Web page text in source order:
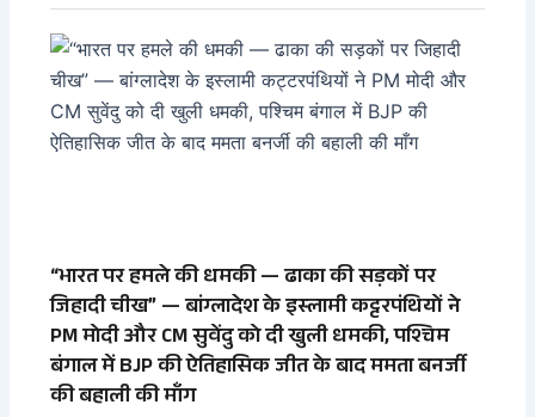
“भारत पर हमले की धमकी — ढाका की सड़कों पर
जिहादी चीख” — बांग्लादेश के इस्लामी कट्टरपंथियों ने
PM मोदी और CM सुवेंदु को दी खुली धमकी, पश्चिम
बंगाल में BJP की ऐतिहासिक जीत के बाद ममता बनर्जी
की बहाली की माँग